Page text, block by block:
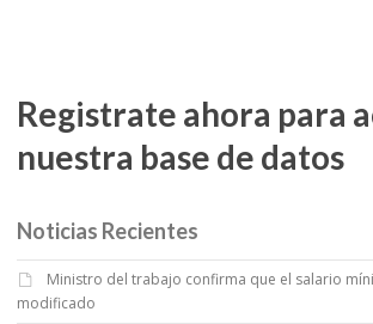
Registrate ahora para
nuestra base de datos
Noticias Recientes
Ministro del trabajo confirma que el salario
modificado